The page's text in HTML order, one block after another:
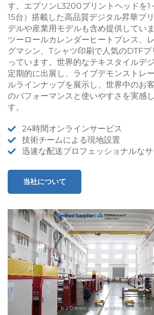
す。エプソンL3200プリントヘッドを
15台）搭載した高品質デジタル昇華プ
デルや産業用モデルも含め提供してい
ツーロールカレンダーヒートプレス、
グマシン、Tシャツ印刷で人気のDTF
っています。世界的なテキスタイルデ
定期的に出展し、ライブデモンストレ
ルラインナップを展示し、世界中のお
のパフォーマンスと使いやすさを実感
す。
24時間オンラインサービス
技術チームによる現地設置
迅速な配送プロフェッショナルな
当社について